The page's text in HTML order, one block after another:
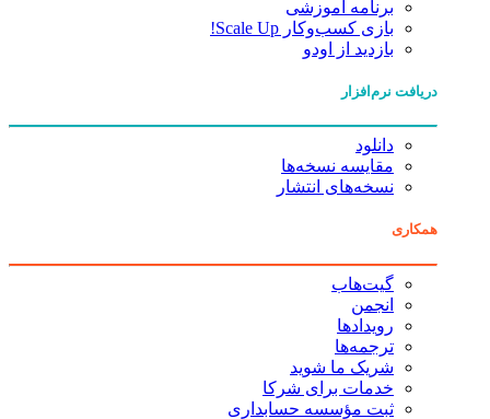
برنامه آموزشی
بازی کسب‌وکار Scale Up!
بازدید از اودو
دریافت نرم‌افزار
دانلود
مقایسه نسخه‌ها
نسخه‌های انتشار
همکاری
گیت‌هاب
انجمن
رویدادها
ترجمه‌ها
شریک ما شوید
خدمات برای شرکا
ثبت مؤسسه حسابداری